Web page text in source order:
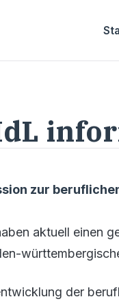
zur
aktuell einen
der